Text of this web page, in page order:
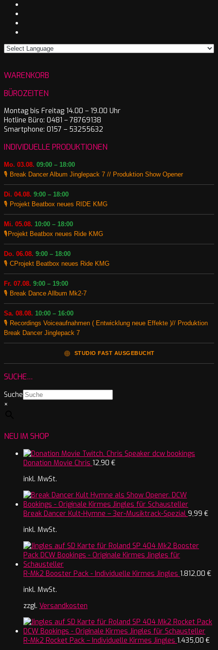
WARENKORB
BÜROZEITEN
Montag bis Freitag 14.00 – 19.00 Uhr
Hotline Büro: 0481 – 78769138
Smartphone: 0157 – 53255632
INDIVIDUELLE PRODUKTIONEN
Mo. 03.08. 09:00 – 18:00
🎙️ Break Dancer Album Jinglepack 7 // Produktion Show Opener
Di. 04.08. 9:00 – 18:00
🎙️ Projekt Beatbox neues RIDE KMG
Mi. 05.08. 10:00 – 18:00
🎙️Projekt Beatbox neues Ride KMG
Do. 06.08. 9:00 – 18:00
🎙️ CProjekt Beatbox neues Ride KMG
Fr. 07.08. 9:00 – 19:00
🎙️ Break Dance Allbum Mk2-7
Sa. 08.08. 10:00 – 16:00
🎙️ Recordings Voiceaufnahmen ( Entwicklung neue Effekte )// Produktion
Break Dancer Jinglepack 7
🟠 STUDIO FAST AUSGEBUCHT
SUCHE…
Suche
×
NEU IM SHOP
Donation Movie Chris 12,90 €
inkl. MwSt.
Break Dancer Kult-Hymne – 3er-Musiktrack-Spezial 9,99 €
inkl. MwSt.
R-Mk2 Booster Pack - Individuelle Kirmes Jingles 1.812,00 €
inkl. MwSt.
zzgl. Versandkosten
R-Mk2 Rocket Pack – Individuelle Kirmes Jingles 1.435,00 €